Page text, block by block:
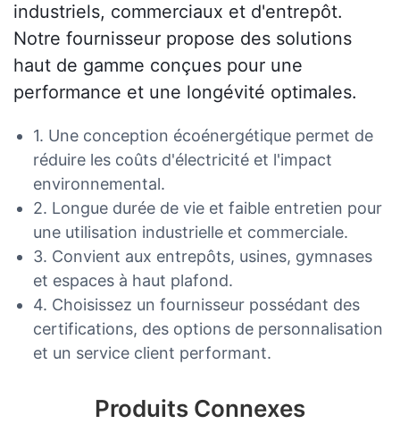
industriels, commerciaux et d'entrepôt.
Notre fournisseur propose des solutions
haut de gamme conçues pour une
performance et une longévité optimales.
1. Une conception écoénergétique permet de
réduire les coûts d'électricité et l'impact
environnemental.
2. Longue durée de vie et faible entretien pour
une utilisation industrielle et commerciale.
3. Convient aux entrepôts, usines, gymnases
et espaces à haut plafond.
4. Choisissez un fournisseur possédant des
certifications, des options de personnalisation
et un service client performant.
Produits Connexes